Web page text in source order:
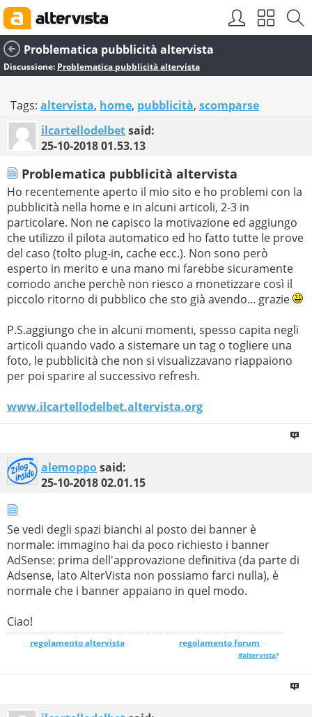
Problematica pubblicità altervista
Discussione: Problematica pubblicità altervista
Tags: altervista, home, pubblicità, scomparse
ilcartellodelbetsaid:
25-10-201801.53.13
Problematica pubblicità altervista
Ho recentemente aperto il mio sito e ho problemi con la
pubblicità nella home e in alcuni articoli, 2-3 in
particolare. Non ne capisco la motivazione ed aggiungo
che utilizzo il pilota automatico ed ho fatto tutte le prove
del caso (tolto plug-in, cache ecc.). Non sono però
esperto in merito e una mano mi farebbe sicuramente
comodo anche perchè non riesco a monetizzare così il
piccolo ritorno di pubblico che sto già avendo... grazie
P.S.aggiungo che in alcuni momenti, spesso capita negli
articoli quando vado a sistemare un tag o togliere una
foto, le pubblicità che non si visualizzavano riappaiono
per poi sparire al successivo refresh.
www.ilcartellodelbet.altervista.org
alemopposaid:
25-10-201802.01.15
Se vedi degli spazi bianchi al posto dei banner è
normale: immagino hai da poco richiesto i banner
AdSense: prima dell'approvazione definitiva (da parte di
Adsense, lato AlterVista non possiamo farci nulla), è
normale che i banner appaiano in quel modo.
Ciao!
regolamento altervista_______________ regolamento forum
#altervista?